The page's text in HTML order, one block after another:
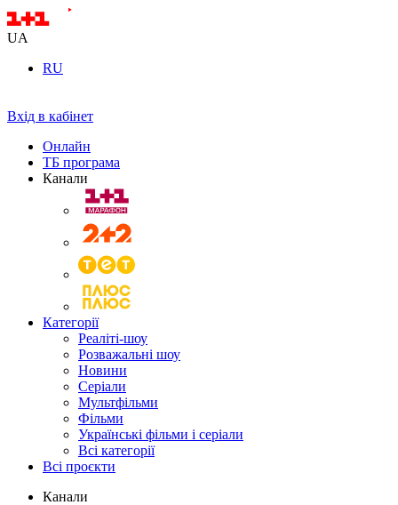
UA
RU
Вхід в кабінет
Онлайн
ТБ програма
Канали
Категорії
Реаліті-шоу
Розважальні шоу
Новини
Серіали
Мультфільми
Фільми
Українські фільми і серіали
Всі категорії
Всі проєкти
Канали